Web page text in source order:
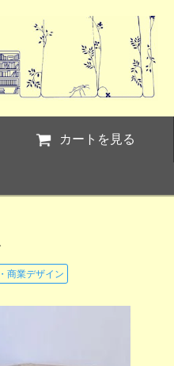
カートを見る
商業デザイン